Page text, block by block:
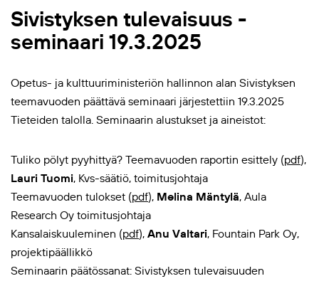
Sivistyksen tulevaisuus -
seminaari 19.3.2025
Opetus- ja kulttuuriministeriön hallinnon alan Sivistyksen
teemavuoden päättävä seminaari järjestettiin 19.3.2025
Tieteiden talolla. Seminaarin alustukset ja aineistot:
Tuliko pölyt pyyhittyä? Teemavuoden raportin esittely (pdf),
Lauri Tuomi, Kvs-säätiö, toimitusjohtaja
Teemavuoden tulokset (pdf), Melina Mäntylä, Aula
Research Oy toimitusjohtaja
Kansalaiskuuleminen (pdf), Anu Valtari, Fountain Park Oy,
projektipäällikkö
Seminaarin päätössanat: Sivistyksen tulevaisuuden